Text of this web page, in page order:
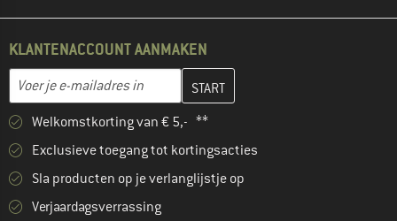
KLANTENACCOUNT AANMAKEN
E-mailadres
Vul je e-mailadres hier in en maak in de volgende stap je
Welkomstkorting van € 5,- **
Exclusieve toegang tot kortingsacties
Sla producten op je verlanglijstje op
Verjaardagsverrassing